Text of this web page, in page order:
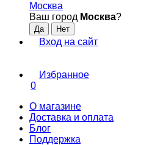
Москва
Ваш город Москва?
Вход на сайт
Избранное
0
О магазине
Доставка и оплата
Блог
Поддержка